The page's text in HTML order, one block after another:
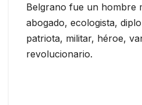
Belgrano fue un hombre
abogado, ecologista,
patriota, militar, héroe,
revolucionario.